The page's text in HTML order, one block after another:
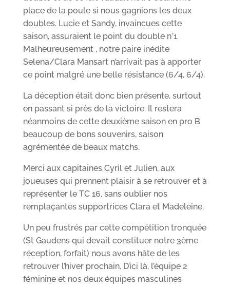
place de la poule si nous gagnions les deux
doubles. Lucie et Sandy, invaincues cette
saison, assuraient le point du double n°1.
Malheureusement , notre paire inédite
Selena/Clara Mansart n’arrivait pas à apporter
ce point malgré une belle résistance (6/4, 6/4).
La déception était donc bien présente, surtout
en passant si près de la victoire. Il restera
néanmoins de cette deuxième saison en pro B
beaucoup de bons souvenirs, saison
agrémentée de beaux matchs.
Merci aux capitaines Cyril et Julien, aux
joueuses qui prennent plaisir à se retrouver et à
représenter le TC 16, sans oublier nos
remplaçantes supportrices Clara et Madeleine.
Un peu frustrés par cette compétition tronquée
(St Gaudens qui devait constituer notre 3ème
réception, forfait) nous avons hâte de les
retrouver l’hiver prochain. D’ici là, l’équipe 2
féminine et nos deux équipes masculines